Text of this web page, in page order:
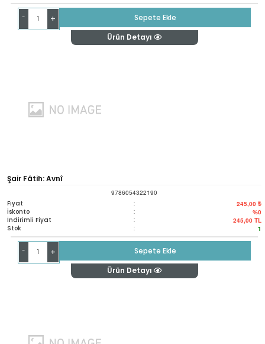
- +
Sepete Ekle
Ürün Detayı
Şair Fâtih: Avnî
9786054322190
Fiyat : 245,00 ₺
İskonto : %0
İndirimli Fiyat : 245,00 TL
Stok : 1
- +
Sepete Ekle
Ürün Detayı